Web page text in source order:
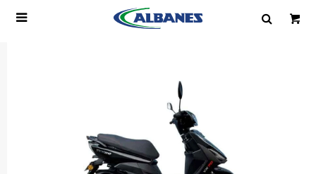

Correo electrónico